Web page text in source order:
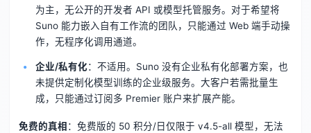
为主，无公开的开发者 API 或模型托管服务。对于希望将
Suno 能力嵌入自有工作流的团队，只能通过 Web 端手动操
作，无程序化调用通道。
企业/私有化：不适用。Suno 没有企业私有化部署方案，也
未提供定制化模型训练的企业级服务。大客户若需批量生
成，只能通过订阅多 Premier 账户来扩展产能。
免费的真相 ：免费版的 50 积分/日仅限于 v4.5-all 模型，无法